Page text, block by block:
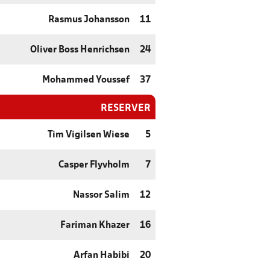
Rasmus Johansson 11
Oliver Boss Henrichsen 24
Mohammed Youssef 37
RESERVER
Tim Vigilsen Wiese 5
Casper Flyvholm 7
Nassor Salim 12
Fariman Khazer 16
Arfan Habibi 20